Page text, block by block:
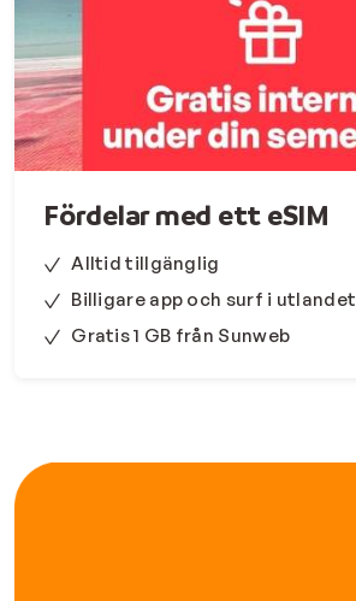
Fördelar med ett eSIM
Alltid tillgänglig
Billigare app och surf i utlandet
Gratis 1 GB från Sunweb